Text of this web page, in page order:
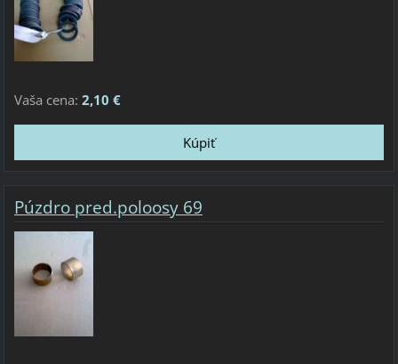
Vaša cena: 2,10 €
Púzdro pred.poloosy 69